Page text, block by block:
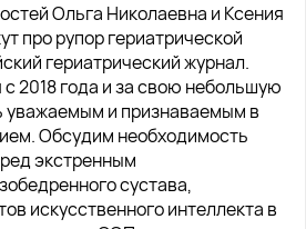
Ольга Николаевна и Ксения
про рупор гериатрической
гериатрический журнал.
2018 года и за свою небольшую
уважаемым и признаваемым в
Обсудим необходимость
экстренным
сустава,
искусственного интеллекта в